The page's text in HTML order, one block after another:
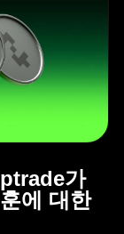
가
에 대한